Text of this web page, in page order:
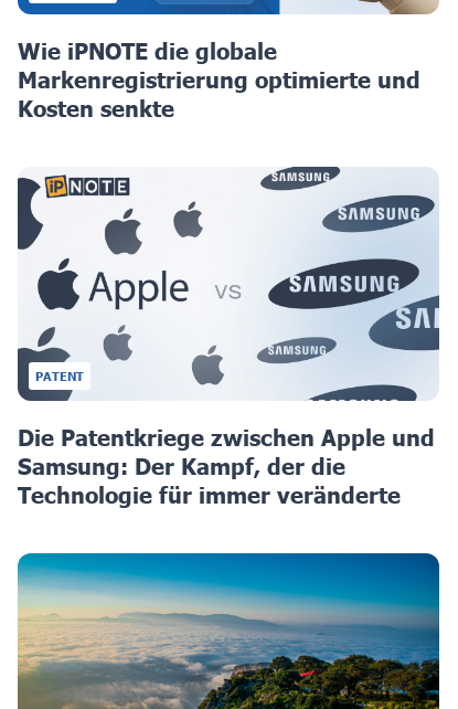
Wie iPNOTE die globale
Markenregistrierung optimierte und
Kosten senkte
PATENT
Die Patentkriege zwischen Apple und
Samsung: Der Kampf, der die
Technologie für immer veränderte